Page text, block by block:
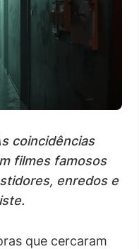
coincidências
filmes famosos
enredos e
que cercaram